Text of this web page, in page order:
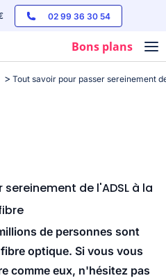
02 99 36 30 54
Bons plans
Tout savoir pour passer sereinement
de l'ADSL à la
de personnes sont
optique. Si vous vous
comme eux, n'hésitez pas